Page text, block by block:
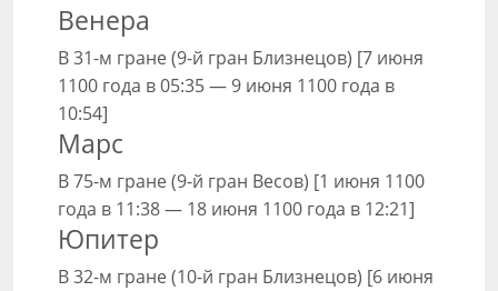
Венера
В 31-м гране (9-й гран Близнецов) [7 июня
1100 года в 05:35 — 9 июня 1100 года в
10:54]
Марс
В 75-м гране (9-й гран Весов) [1 июня 1100
года в 11:38 — 18 июня 1100 года в 12:21]
Юпитер
В 32-м гране (10-й гран Близнецов) [6 июня